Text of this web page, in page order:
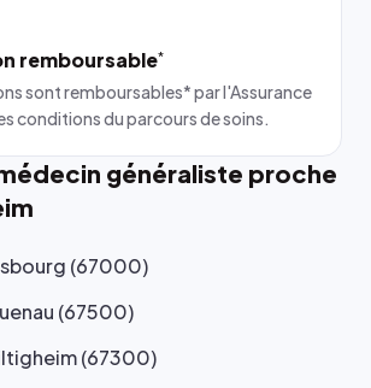
remboursable*
sont remboursables* par l'Assurance
conditions du parcours de soins.
généraliste proche
(67000)
(67500)
(67300)